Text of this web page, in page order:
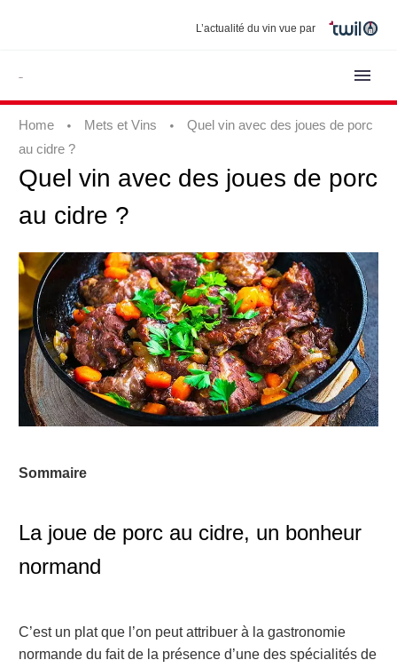
L’actualité du vin vue par
Home Mets et Vins
Quel vin avec des joues de porc
au cidre ?
Quel vin avec des joues de porc
au cidre ?
Sommaire
La joue de porc au cidre, un bonheur
normand
C’est un plat que l’on peut attribuer à la gastronomie
normande du fait de la présence d’une des spécialités de